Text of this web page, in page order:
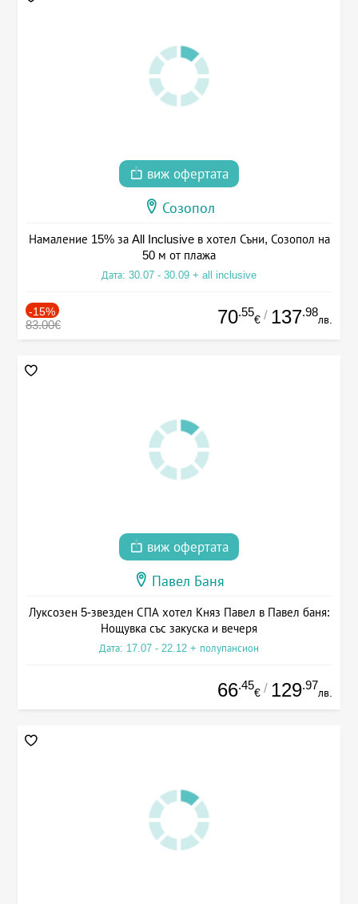
виж офертата
Созопол
Намаление 15% за All Inclusive в хотел Съни, Созопол на
50 м от плажа
Дата: 30.07 - 30.09 + all inclusive
-15%
83.00€ 70.55
€ / 137.98
лв.
виж офертата
Павел Баня
Луксозен 5-звезден СПА хотел Княз Павел в Павел баня:
Нощувка със закуска и вечеря
Дата: 17.07 - 22.12 + полупансион
66.45
€ / 129.97
лв.